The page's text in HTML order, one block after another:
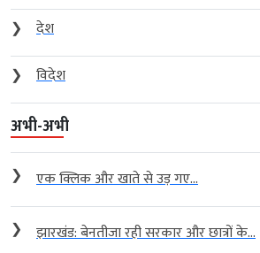
❯
देश
❯
विदेश
अभी-अभी
❯ एक क्लिक और खाते से उड़ गए...
❯ झारखंड: बेनतीजा रही सरकार और छात्रों के...